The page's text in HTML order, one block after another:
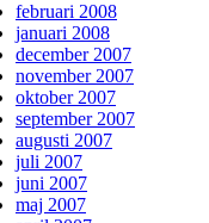
februari 2008
januari 2008
december 2007
november 2007
oktober 2007
september 2007
augusti 2007
juli 2007
juni 2007
maj 2007